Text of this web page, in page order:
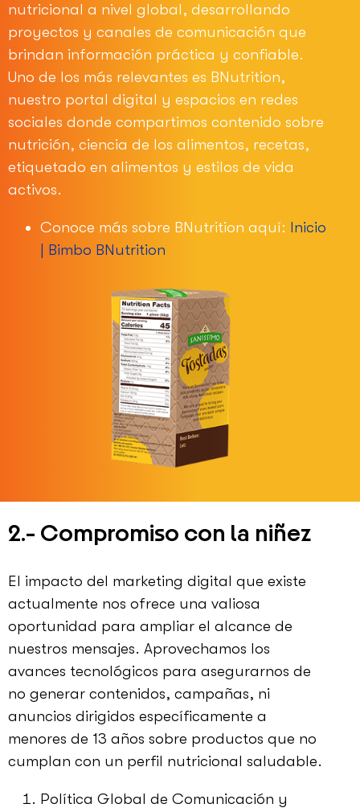
nutricional a nivel global, desarrollando
proyectos y canales de comunicación que
brindan información práctica y confiable.
Uno de los más relevantes es BNutrition,
nuestro portal digital y espacios en redes
sociales donde compartimos contenido sobre
nutrición, ciencia de los alimentos, recetas,
etiquetado en alimentos y estilos de vida
activos.
Conoce más sobre BNutrition aquí: Inicio
| Bimbo BNutrition
2.- Compromiso con la niñez
El impacto del marketing digital que existe
actualmente nos ofrece una valiosa
oportunidad para ampliar el alcance de
nuestros mensajes. Aprovechamos los
avances tecnológicos para asegurarnos de
no generar contenidos, campañas, ni
anuncios dirigidos específicamente a
menores de 13 años sobre productos que no
cumplan con un perfil nutricional saludable.
Política Global de Comunicación y